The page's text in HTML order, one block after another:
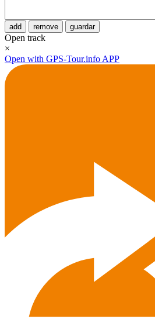
add remove guardar
Open track
×
Open with GPS-Tour.info APP